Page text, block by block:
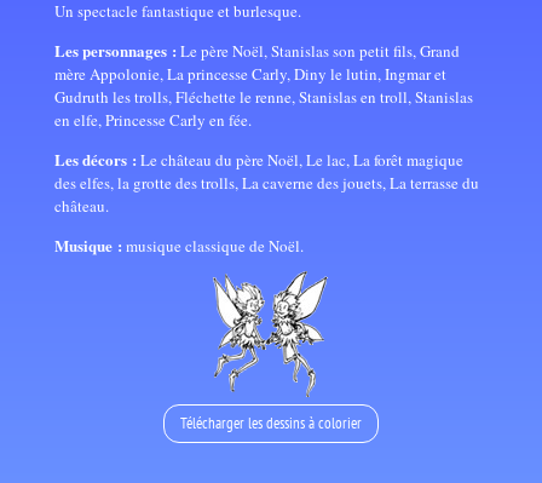
Un spectacle fantastique et burlesque.
Les personnages : Le père Noël, Stanislas son petit fils, Grand
mère Appolonie, La princesse Carly, Diny le lutin, Ingmar et
Gudruth les trolls, Fléchette le renne, Stanislas en troll, Stanislas
en elfe, Princesse Carly en fée.
Les décors : Le château du père Noël, Le lac, La forêt magique
des elfes, la grotte des trolls, La caverne des jouets, La terrasse du
château.
Musique : musique classique de Noël.
Télécharger les dessins à colorier